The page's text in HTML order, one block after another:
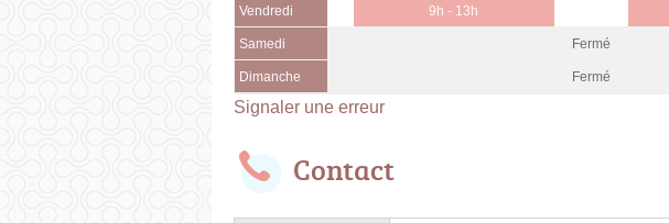
Vendredi 9h - 13h
Samedi Fermé
Dimanche Fermé
Signaler une erreur
Contact